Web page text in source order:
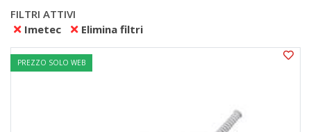
FILTRI ATTIVI
Imetec
Elimina filtri
PREZZO SOLO WEB